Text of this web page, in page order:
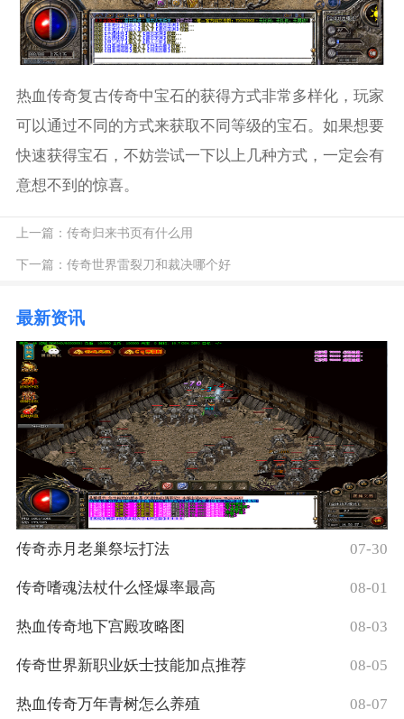
热血传奇复古传奇中宝石的获得方式非常多样化，玩家
可以通过不同的方式来获取不同等级的宝石。如果想要
快速获得宝石，不妨尝试一下以上几种方式，一定会有
意想不到的惊喜。
上一篇： 传奇归来书页有什么用
下一篇： 传奇世界雷裂刀和裁决哪个好
最新资讯
传奇赤月老巢祭坛打法 07-30
传奇嗜魂法杖什么怪爆率最高 08-01
热血传奇地下宫殿攻略图 08-03
传奇世界新职业妖士技能加点推荐 08-05
热血传奇万年青树怎么养殖 08-07